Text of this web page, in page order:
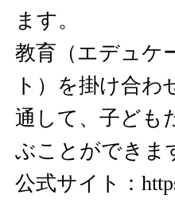
ます。
教育（エデュケ
ト）を掛け合
通して、子ども
ぶことができま
公式サイト：